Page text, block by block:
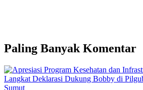
Paling Banyak Komentar
Sumut